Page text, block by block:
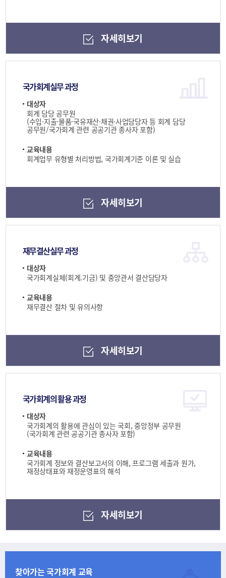
자세히보기
국가회계실무 과정
대상자
회계 담당 공무원
(수입·지출·물품·국유재산·채권·사업담당자 등 회계 담당
공무원/국가회계 관련 공공기관 종사자 포함)
교육내용
회계업무 유형별 처리방법, 국가회계기준 이론 및 실습
자세히보기
재무결산실무 과정
대상자
국가회계실체(회계.기금) 및 중앙관서 결산담당자
교육내용
재무결산 절차 및 유의사항
자세히보기
국가회계의 활용 과정
대상자
국가회계의 활용에 관심이 있는 국회, 중앙정부 공무원
(국가회계 관련 공공기관 종사자 포함)
교육내용
국가회계 정보와 결산보고서의 이해, 프로그램 세출과 원가,
재정상태표와 재정운영표의 해석
자세히보기
찾아가는 국가회계 교육